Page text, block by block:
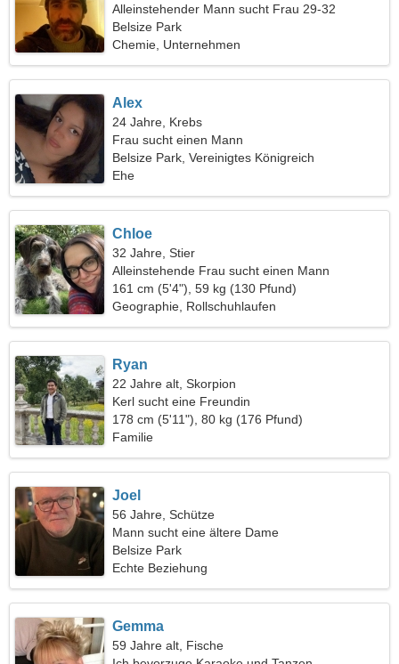
Alleinstehender Mann sucht Frau 29-32
Belsize Park
Chemie, Unternehmen
Alex
24 Jahre, Krebs
Frau sucht einen Mann
Belsize Park, Vereinigtes Königreich
Ehe
Chloe
32 Jahre, Stier
Alleinstehende Frau sucht einen Mann
161 cm (5'4"), 59 kg (130 Pfund)
Geographie, Rollschuhlaufen
Ryan
22 Jahre alt, Skorpion
Kerl sucht eine Freundin
178 cm (5'11"), 80 kg (176 Pfund)
Familie
Joel
56 Jahre, Schütze
Mann sucht eine ältere Dame
Belsize Park
Echte Beziehung
Gemma
59 Jahre alt, Fische